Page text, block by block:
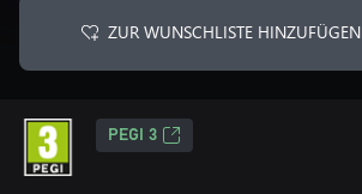
ZUR WUNSCHLISTE HINZUFÜGEN
PEGI 3